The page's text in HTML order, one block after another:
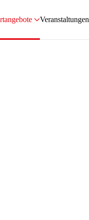
Veranstaltungen